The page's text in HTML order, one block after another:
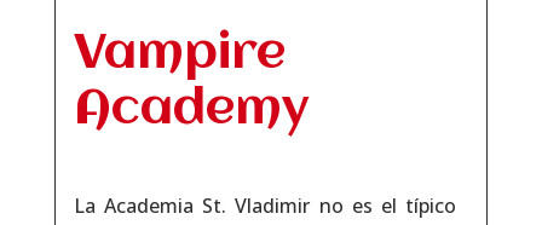
Vampire
Academy
La Academia St. Vladimir no es el típico